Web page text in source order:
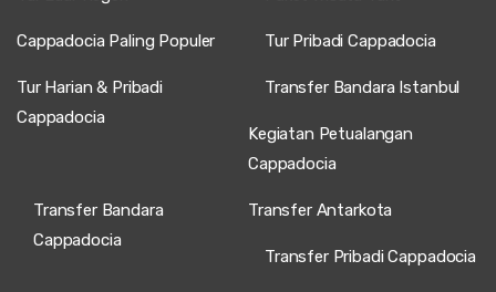
Cappadocia Paling Populer Tur Pribadi Cappadocia
Tur Harian & Pribadi
Cappadocia
Transfer Bandara Istanbul
Kegiatan Petualangan
Cappadocia
Transfer Bandara
Cappadocia
Transfer Antarkota
Transfer Pribadi Cappadocia